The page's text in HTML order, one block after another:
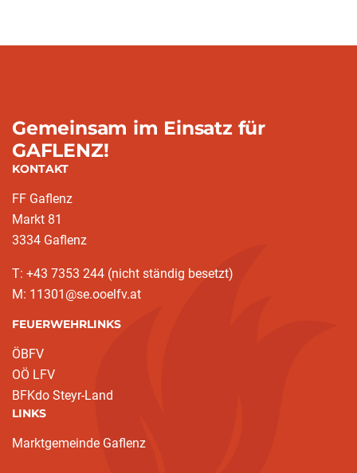
Gemeinsam im Einsatz für
GAFLENZ!
KONTAKT
FF Gaflenz
Markt 81
3334 Gaflenz
T: +43 7353 244 (nicht ständig besetzt)
M: 11301@se.ooelfv.at
FEUERWEHRLINKS
ÖBFV
OÖ LFV
BFKdo Steyr-Land
LINKS
Marktgemeinde Gaflenz